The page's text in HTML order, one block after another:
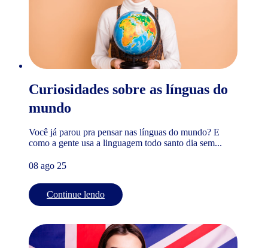
Curiosidades sobre as línguas do
mundo
Você já parou pra pensar nas línguas do mundo? E
como a gente usa a linguagem todo santo dia sem...
08 ago 25
Continue lendo